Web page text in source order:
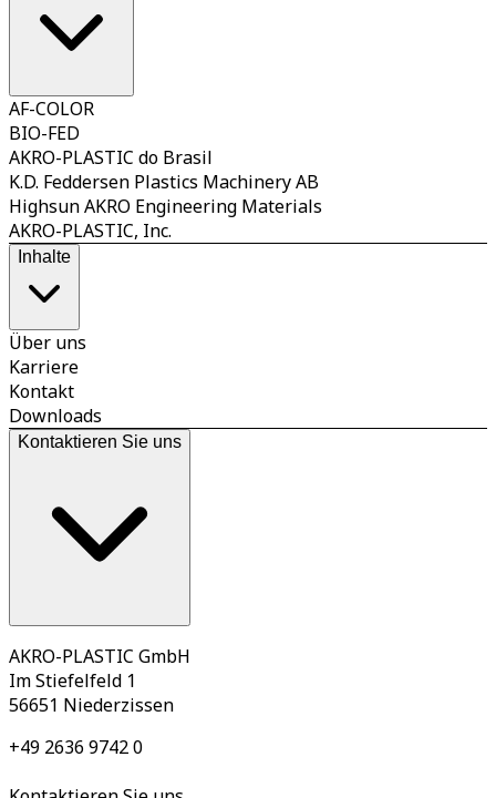
AF-COLOR
BIO-FED
AKRO-PLASTIC do Brasil
K.D. Feddersen Plastics Machinery AB
Highsun AKRO Engineering Materials
AKRO-PLASTIC, Inc.
Inhalte
Über uns
Karriere
Kontakt
Downloads
Kontaktieren Sie uns
AKRO-PLASTIC GmbH
Im Stiefelfeld 1
56651 Niederzissen
+49 2636 9742 0